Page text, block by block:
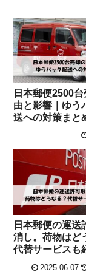
日本郵便2500
由と影響｜ゆう
送への対策まと
日本郵便の運送
消し。荷物はど
代替サービスも
2025.06.07